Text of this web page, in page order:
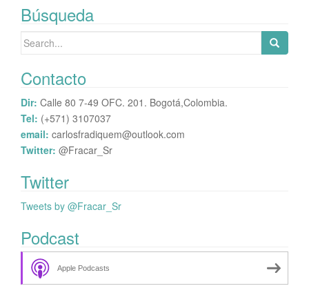
Búsqueda
Search
Contacto
Dir: Calle 80 7-49 OFC. 201. Bogotá,Colombia.
Tel: (+571) 3107037
email: carlosfradiquem@outlook.com
Twitter: @Fracar_Sr
Twitter
Tweets by @Fracar_Sr
Podcast
Apple Podcasts